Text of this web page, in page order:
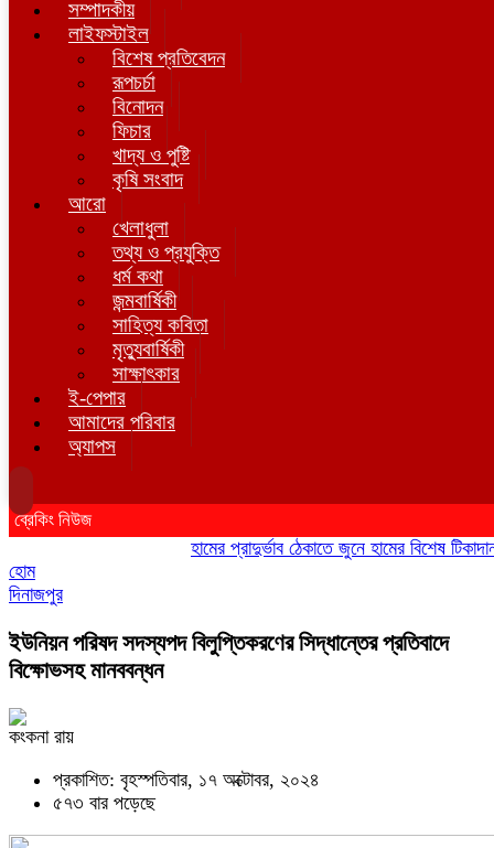
সম্পাদকীয়
লাইফস্টাইল
বিশেষ প্রতিবেদন
রূপচর্চা
বিনোদন
ফিচার
খাদ্য ও পুষ্টি
কৃষি সংবাদ
আরো
খেলাধুলা
তথ্য ও প্রযুক্তি
ধর্ম কথা
জন্মবার্ষিকী
সাহিত্য কবিতা
মৃত্যুবার্ষিকী
সাক্ষাৎকার
ই-পেপার
আমাদের পরিবার
অ্যাপস
ব্রেকিং নিউজ
হামের প্রাদুর্ভাব ঠেকাতে জুনে হামের বিশেষ টিকাদান;
হোম
দিনাজপুর
ইউনিয়ন পরিষদ সদস্যপদ বিলুপ্তিকরণের সিদ্ধান্তের প্রতিবাদে
বিক্ষোভসহ মানববন্ধন
কংকনা রায়
প্রকাশিত: বৃহস্পতিবার, ১৭ অক্টোবর, ২০২৪
৫৭৩ বার পড়েছে